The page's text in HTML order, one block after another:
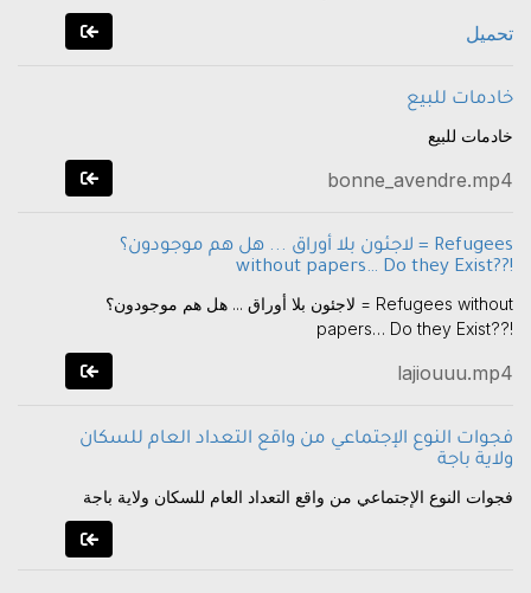
تحميل
خادمات للبيع
خادمات للبيع
bonne_avendre.mp4
لاجئون بلا أوراق ... هل هم موجودون؟ = Refugees
without papers… Do they Exist??!
لاجئون بلا أوراق ... هل هم موجودون؟ = Refugees without
papers… Do they Exist??!
lajiouuu.mp4
فجوات النوع الإجتماعي من واقع التعداد العام للسكان
ولاية باجة
فجوات النوع الإجتماعي من واقع التعداد العام للسكان ولاية باجة